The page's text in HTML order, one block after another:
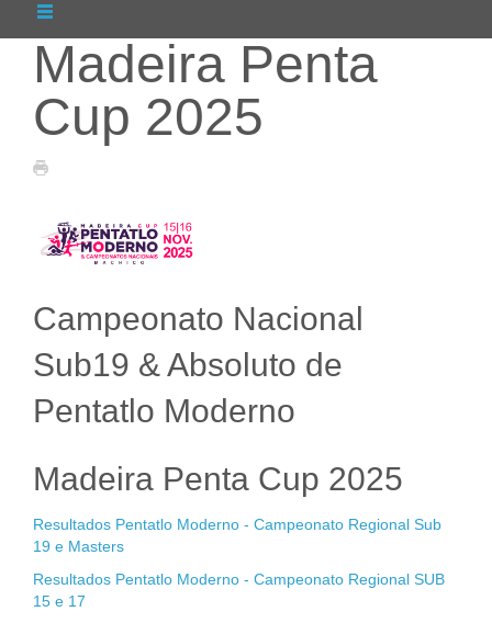
Madeira Penta
Cup 2025
Campeonato Nacional
Sub19 & Absoluto de
Pentatlo Moderno
Madeira Penta Cup 2025
Resultados Pentatlo Moderno - Campeonato Regional Sub
19 e Masters
Resultados Pentatlo Moderno - Campeonato Regional SUB
15 e 17